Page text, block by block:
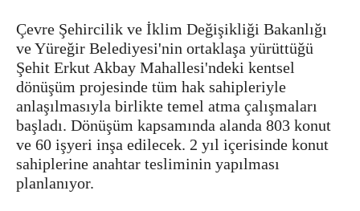
Çevre Şehircilik ve İklim Değişikliği Bakanlığı
ve Yüreğir Belediyesi'nin ortaklaşa yürüttüğü
Şehit Erkut Akbay Mahallesi'ndeki kentsel
dönüşüm projesinde tüm hak sahipleriyle
anlaşılmasıyla birlikte temel atma çalışmaları
başladı. Dönüşüm kapsamında alanda 803 konut
ve 60 işyeri inşa edilecek. 2 yıl içerisinde konut
sahiplerine anahtar tesliminin yapılması
planlanıyor.